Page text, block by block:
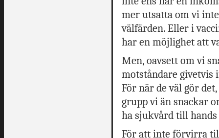
mer utsatta om vi
välfärden. Eller i
har en möjlighet att
Men, oavsett om vi
motståndare givetvis
För när de väl gör
grupp vi än snackar
ha sjukvård till
För att inte förvirra